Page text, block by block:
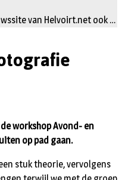
van Helvoirt.net ook …
de workshop Avond- en
op pad gaan.
stuk theorie, vervolgens